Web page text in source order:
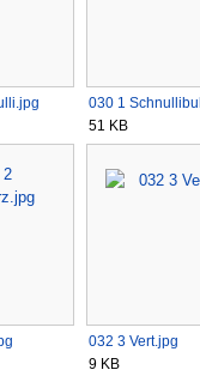
030 1
51 KB
032 3 Vert.jpg
9 KB